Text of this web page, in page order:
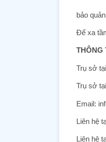
bảo
Để xa
THÔNG
Trụ sở
Trụ sở
Email:
Liên hệ
Liên hệ